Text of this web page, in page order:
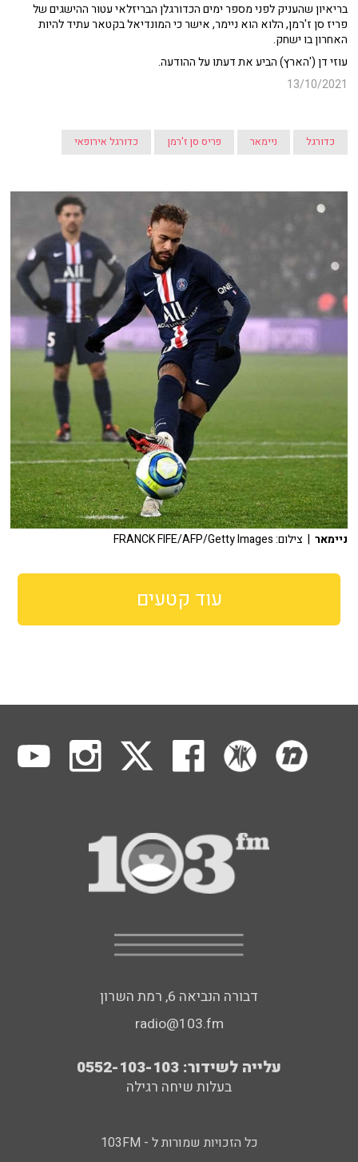
בריאיון שהעניק לפני מספר ימים הכדורגלן הבריזלאי עטור ההישגים של
פריז סן ז'רמן, הלוא הוא ניימר, אישר כי המונדיאל בקטאר עתיד להיות
האחרון בו ישחק.
עוזי דן ('הארץ) הביע את דעתו על ההודעה.
13/10/2021
כדורגל ניימאר פריס סן ז'רמן כדורגל אירופאי
ניימאר | צילום: FRANCK FIFE/AFP/Getty Images
עוד קטעים
דבורה הנביאה 6, רמת השרון
radio@103.fm
עלייה לשידור: 0552-103-103
בעלות שיחה רגילה
כל הזכויות שמורות ל - 103FM